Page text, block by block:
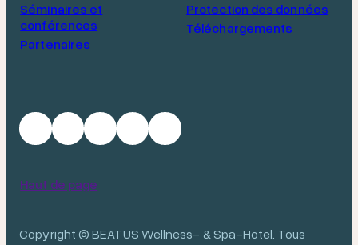
Séminaires et
conférences
Partenaires
Protection des données
Téléchargements
Copyright © BEATUS Wellness- & Spa-Hotel. Tous
Haut de page